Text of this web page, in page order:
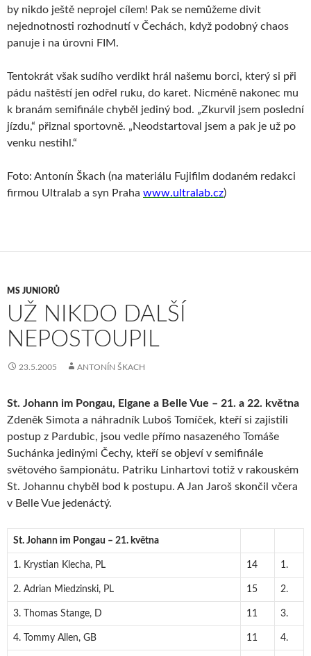
by nikdo ještě neprojel cílem! Pak se nemůžeme divit
nejednotnosti rozhodnutí v Čechách, když podobný chaos
panuje i na úrovni FIM.
Tentokrát však sudího verdikt hrál našemu borci, který si při
pádu naštěstí jen odřel ruku, do karet. Nicméně nakonec mu
k branám semifinále chyběl jediný bod. „Zkurvil jsem poslední
jízdu,“ přiznal sportovně. „Neodstartoval jsem a pak je už po
venku nestihl.“
Foto: Antonín Škach (na materiálu Fujifilm dodaném redakci
firmou Ultralab a syn Praha www.ultralab.cz)
MS JUNIORŮ
UŽ NIKDO DALŠÍ
NEPOSTOUPIL
23.5.2005 ANTONÍN ŠKACH
St. Johann im Pongau, Elgane a Belle Vue – 21. a 22. května
Zdeněk Simota a náhradník Luboš Tomíček, kteří si zajistili
postup z Pardubic, jsou vedle přímo nasazeného Tomáše
Suchánka jedinými Čechy, kteří se objeví v semifinále
světového šampionátu. Patriku Linhartovi totiž v rakouském
St. Johannu chyběl bod k postupu. A Jan Jaroš skončil včera
v Belle Vue jedenáctý.
St. Johann im Pongau – 21. května
1. Krystian Klecha, PL 14 1.
2. Adrian Miedzinski, PL 15 2.
3. Thomas Stange, D 11 3.
4. Tommy Allen, GB 11 4.